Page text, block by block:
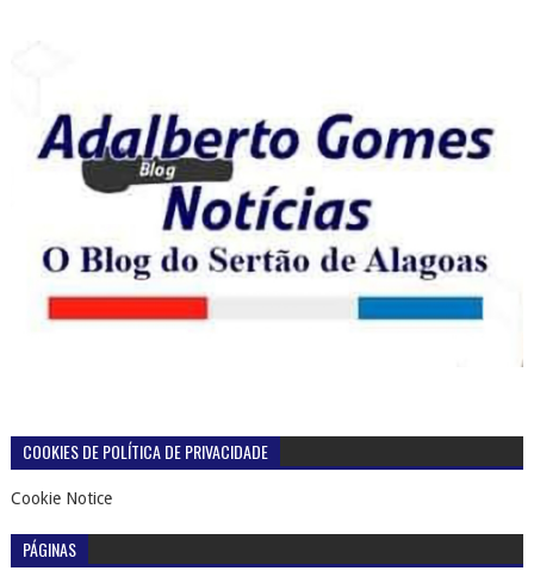
COOKIES DE POLÍTICA DE PRIVACIDADE
Cookie Notice
PÁGINAS